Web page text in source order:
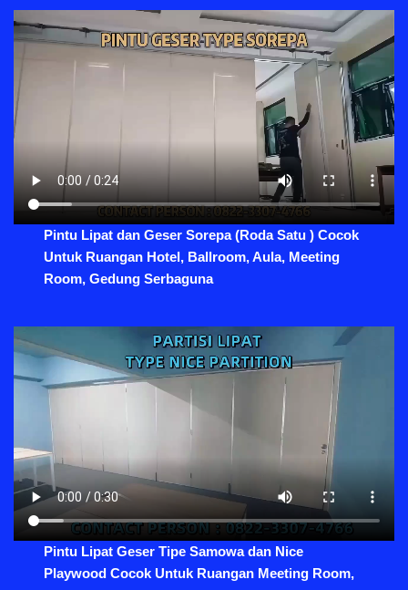
Pintu Lipat dan Geser Sorepa (Roda Satu ) Cocok
Untuk Ruangan Hotel, Ballroom, Aula, Meeting
Room, Gedung Serbaguna
Pintu Lipat Geser Tipe Samowa dan Nice
Playwood Cocok Untuk Ruangan Meeting Room,